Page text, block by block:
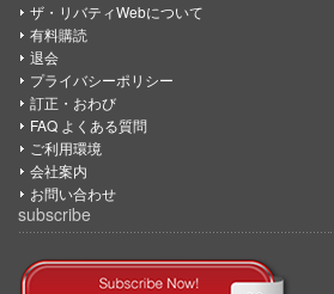
ザ・リバティWebについて
有料購読
退会
プライバシーポリシー
訂正・おわび
FAQ よくある質問
ご利用環境
会社案内
お問い合わせ
subscribe